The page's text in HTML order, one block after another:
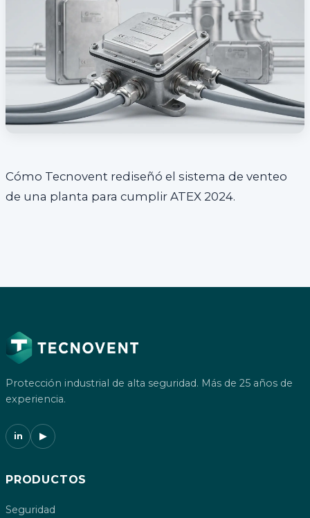
Cómo Tecnovent rediseñó el sistema de venteo
de una planta para cumplir ATEX 2024.
Protección industrial de alta seguridad. Más de 25 años de
experiencia.
in ▶
PRODUCTOS
Seguridad